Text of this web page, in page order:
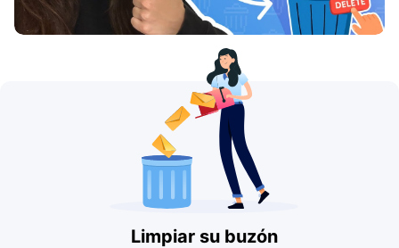
Limpiar su buzón